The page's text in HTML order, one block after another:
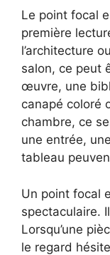
Le point focal
première
l’architecture
salon, ce peut
œuvre, une
canapé coloré
chambre, ce
une entrée,
tableau
Un point focal
spectaculaire.
Lorsqu’une
le regard